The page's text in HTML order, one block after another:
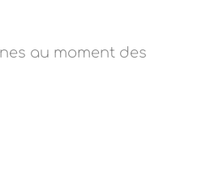
au moment des